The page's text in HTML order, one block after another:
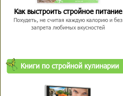
Как выстроить стройное питание
Похудеть, не считая каждую калорию и без
запрета любимых вкусностей
Книги по стройной кулинарии